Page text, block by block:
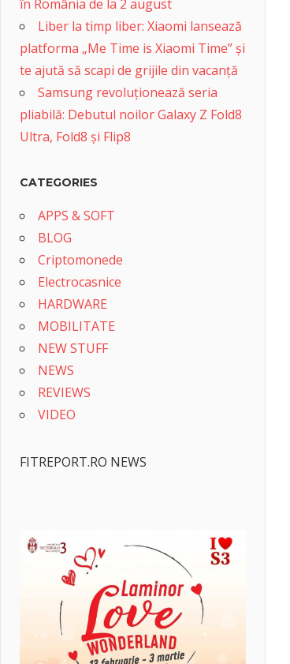
în România de la 2 august
Liber la timp liber: Xiaomi lansează
platforma „Me Time is Xiaomi Time” și
te ajută să scapi de grijile din vacanță
Samsung revoluționează seria
pliabilă: Debutul noilor Galaxy Z Fold8
Ultra, Fold8 și Flip8
CATEGORIES
APPS & SOFT
BLOG
Criptomonede
Electrocasnice
HARDWARE
MOBILITATE
NEW STUFF
NEWS
REVIEWS
VIDEO
FITREPORT.RO NEWS